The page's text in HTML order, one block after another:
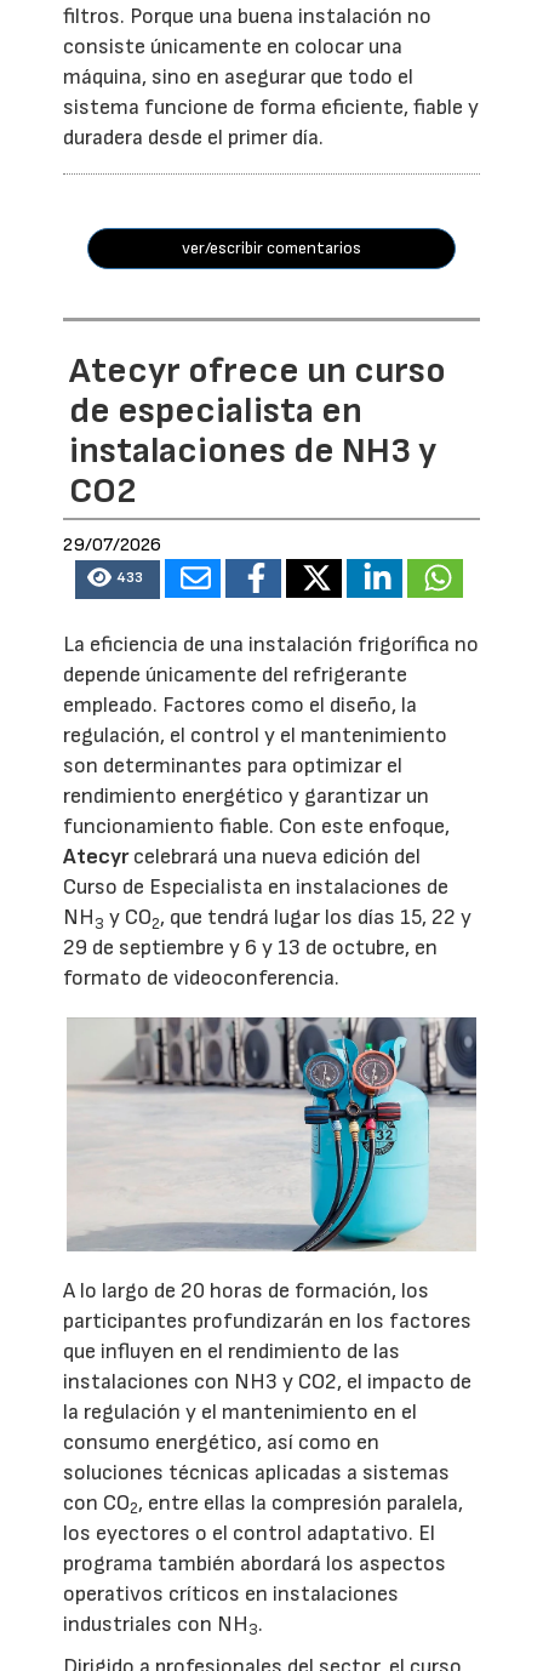
filtros. Porque una buena instalación no
consiste únicamente en colocar una
máquina, sino en asegurar que todo el
sistema funcione de forma eficiente, fiable y
duradera desde el primer día.
ver/escribir comentarios
Atecyr ofrece un curso
de especialista en
instalaciones de NH3 y
CO2
29/07/2026
433
La eficiencia de una instalación frigorífica no
depende únicamente del refrigerante
empleado. Factores como el diseño, la
regulación, el control y el mantenimiento
son determinantes para optimizar el
rendimiento energético y garantizar un
funcionamiento fiable. Con este enfoque,
Atecyrcelebrará una nueva edición del
Curso de Especialista en instalaciones de
NH3 y CO2, que tendrá lugar los días 15, 22 y
29 de septiembre y 6 y 13 de octubre, en
formato de videoconferencia.
A lo largo de 20 horas de formación, los
participantes profundizarán en los factores
que influyen en el rendimiento de las
instalaciones con NH3 y CO2, el impacto de
la regulación y el mantenimiento en el
consumo energético, así como en
soluciones técnicas aplicadas a sistemas
con CO2, entre ellas la compresión paralela,
los eyectores o el control adaptativo. El
programa también abordará los aspectos
operativos críticos en instalaciones
industriales con NH3.